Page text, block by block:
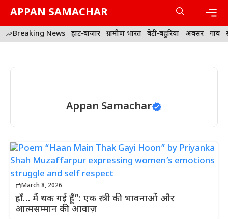
Skip
content
APPAN SAMACHAR
Breaking News हाट-बाजार ग्रामीण भारत बेटी-बहुरिया अवसर गांव
Appan Samachar
March 8, 2026
हाँ… मैं थक गई हूँ”: एक स्त्री की भावनाओं और
आत्मसम्मान की आवाज़